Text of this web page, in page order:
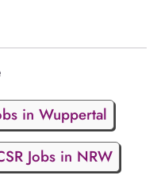
in Wuppertal
Jobs in NRW